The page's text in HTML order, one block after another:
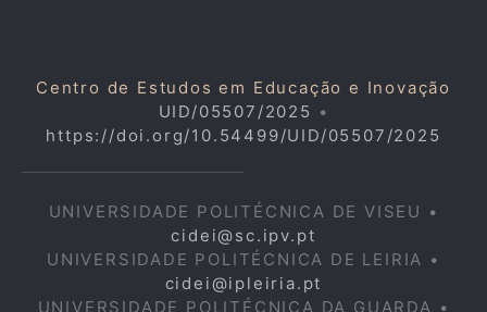
Centro de Estudos em Educação e Inovação
UID/05507/2025 •
https://doi.org/10.54499/UID/05507/2025
UNIVERSIDADE POLITÉCNICA DE VISEU •
cidei@sc.ipv.pt
UNIVERSIDADE POLITÉCNICA DE LEIRIA •
cidei@ipleiria.pt
UNIVERSIDADE POLITÉCNICA DA GUARDA •